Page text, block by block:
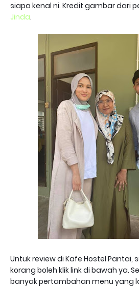
siapa kenal ni. Kredit gambar dari
Jinda.
Untuk review di Kafe Hostel Pantai,
korang boleh klik link di bawah ya.
banyak pertambahan menu yang